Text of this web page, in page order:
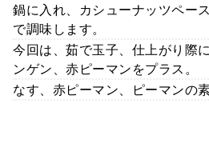
鍋に入れ、カシューナッツペー
で調味します。
今回は、茹で玉子、仕上がり際
ンゲン、赤ピーマンをプラス。
なす、赤ピーマン、ピーマンの